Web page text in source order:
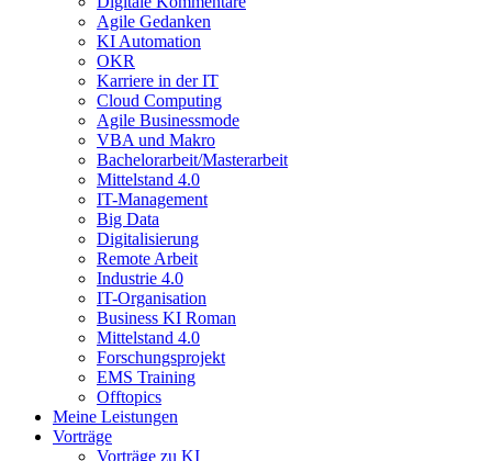
Agile Gedanken
KI Automation
OKR
Karriere in der IT
Cloud Computing
Agile Businessmode
VBA und Makro
Bachelorarbeit/Masterarbeit
Mittelstand 4.0
IT-Management
Big Data
Digitalisierung
Remote Arbeit
Industrie 4.0
IT-Organisation
Business KI Roman
Mittelstand 4.0
Forschungsprojekt
EMS Training
Offtopics
Meine Leistungen
Vorträge
Vorträge zu KI